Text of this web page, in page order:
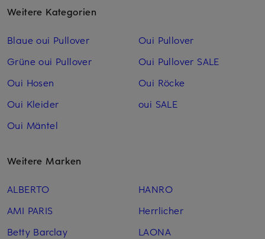
Weitere Kategorien
Blaue oui Pullover
Grüne oui Pullover
Oui Hosen
Oui Kleider
Oui Mäntel
Oui Pullover
Oui Pullover SALE
Oui Röcke
oui SALE
Weitere Marken
ALBERTO
AMI PARIS
Betty Barclay
HANRO
Herrlicher
LAONA